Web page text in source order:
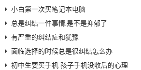
小白第一次买笔记本电脑
总是纠结一件事情,是不是抑郁了
有严重的纠结症和犹豫
面临选择的时候总是很纠结怎么办
初中生要买手机 孩子手机没收后的心理